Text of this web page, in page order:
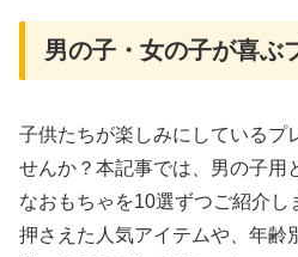
男の子・女の子が喜ぶ
子供たちが楽しみにしているプ
せんか？本記事では、男の子用
なおもちゃを10選ずつご紹介し
押さえた人気アイテムや、年齢